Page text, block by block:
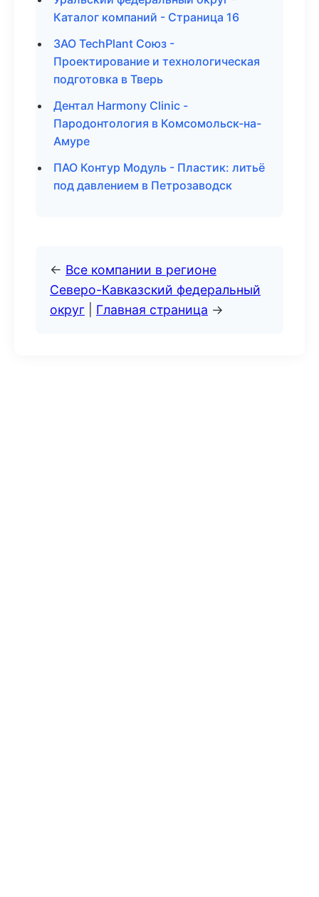
Каталог компаний - Страница 16
ЗАО TechPlant Союз -
Проектирование и технологическая
подготовка в Тверь
Дентал Harmony Clinic -
Пародонтология в Комсомольск-на-
Амуре
ПАО Контур Модуль - Пластик: литьё
под давлением в Петрозаводск
← Все компании в регионе
Северо-Кавказский федеральный
округ
Главная страница →